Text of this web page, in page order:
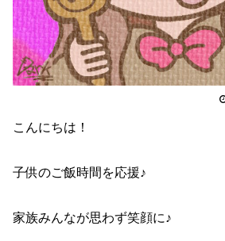
こんにちは！
子供のご飯時間を応援♪
家族みんなが思わず笑顔に♪